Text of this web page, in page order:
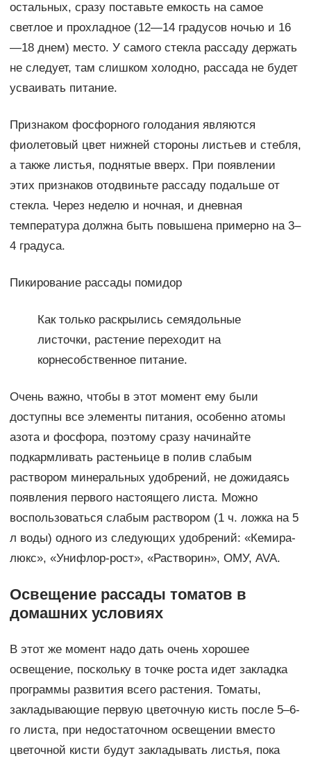
остальных, сразу поставьте емкость на самое
светлое и прохладное (12—14 градусов ночью и 16
—18 днем) место. У самого стекла рассаду держать
не следует, там слишком холодно, рассада не будет
усваивать питание.
Признаком фосфорного голодания являются
фиолетовый цвет нижней стороны листьев и стебля,
а также листья, поднятые вверх. При появлении
этих признаков отодвиньте рассаду подальше от
стекла. Через неделю и ночная, и дневная
температура должна быть повышена примерно на 3–
4 градуса.
Пикирование рассады помидор
Как только раскрылись семядольные
листочки, растение переходит на
корнесобственное питание.
Очень важно, чтобы в этот момент ему были
доступны все элементы питания, особенно атомы
азота и фосфора, поэтому сразу начинайте
подкармливать растеньице в полив слабым
раствором минеральных удобрений, не дожидаясь
появления первого настоящего листа. Можно
воспользоваться слабым раствором (1 ч. ложка на 5
л воды) одного из следующих удобрений: «Кемира-
люкс», «Унифлор-рост», «Растворин», ОМУ, AVA.
Освещение рассады томатов в
домашних условиях
В этот же момент надо дать очень хорошее
освещение, поскольку в точке роста идет закладка
программы развития всего растения. Томаты,
закладывающие первую цветочную кисть после 5–6-
го листа, при недостаточном освещении вместо
цветочной кисти будут закладывать листья, пока